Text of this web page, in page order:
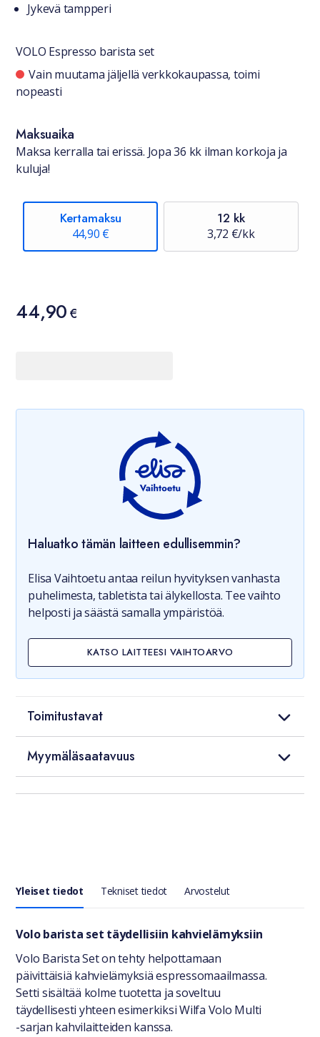
Jykevä tampperi
VOLO Espresso barista set
Saatavuustiedot
Vain muutama jäljellä verkkokaupassa, toimi
nopeasti
Maksuaika
Maksa kerralla tai erissä. Jopa 36 kk ilman korkoja ja
kuluja!
Kertamaksu
44,90 €
12 kk
3,72 €/kk
Hinta
44,90 €
44,90€
Haluatko tämän laitteen edullisemmin?
Elisa Vaihtoetu antaa reilun hyvityksen vanhasta
puhelimesta, tabletista tai älykellosta. Tee vaihto
helposti ja säästä samalla ympäristöä.
KATSO LAITTEESI VAIHTOARVO
Toimitustavat
Myymäläsaatavuus
Yleiset tiedot Tekniset tiedot Arvostelut
Yleiset tiedot
Volo barista set täydellisiin kahvielämyksiin
Volo Barista Set on tehty helpottamaan
päivittäisiä kahvielämyksiä espressomaailmassa.
Setti sisältää kolme tuotetta ja soveltuu
täydellisesti yhteen esimerkiksi Wilfa Volo Multi
-sarjan kahvilaitteiden kanssa.